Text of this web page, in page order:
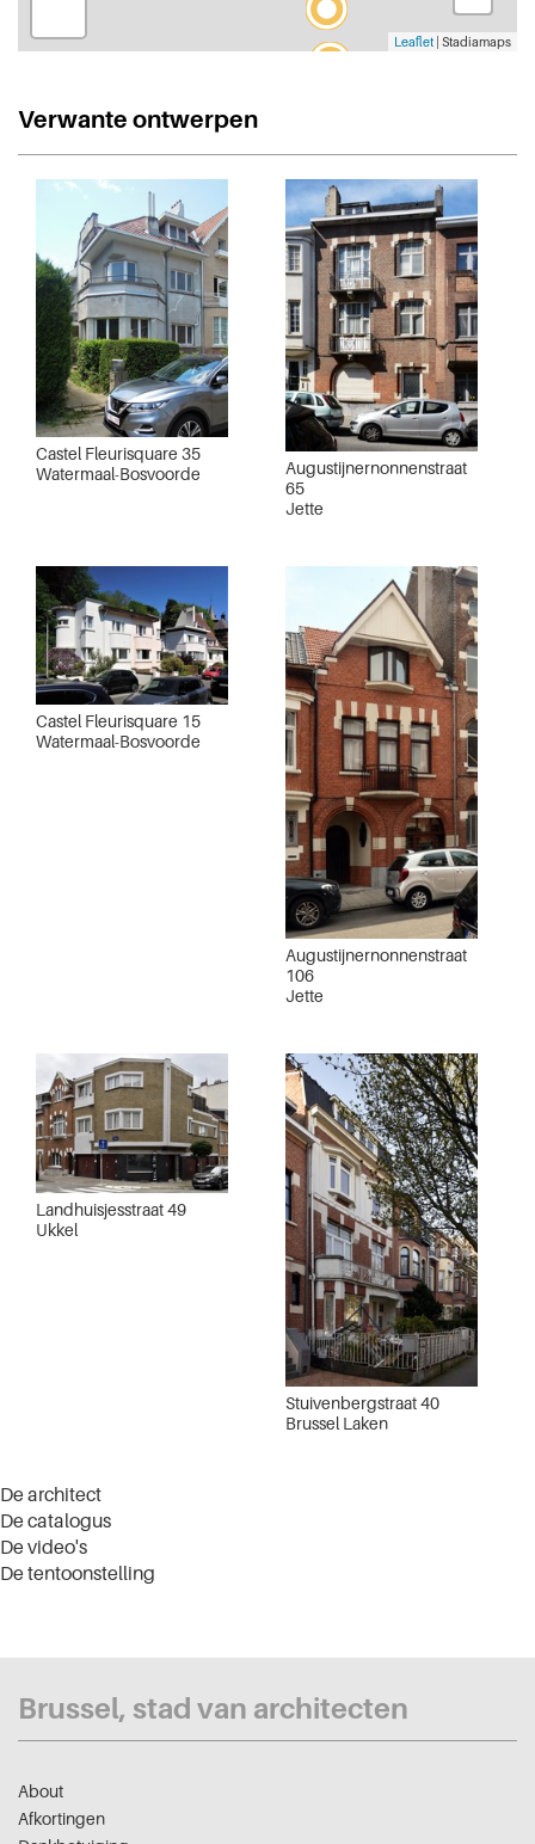
Leaflet | Stadiamaps
Verwante ontwerpen
Castel Fleurisquare 35
Watermaal-Bosvoorde
Augustijnernonnenstraat
65
Jette
Castel Fleurisquare 15
Watermaal-Bosvoorde
Augustijnernonnenstraat
106
Jette
Landhuisjesstraat 49
Ukkel
Stuivenbergstraat 40
Brussel Laken
De architect
De catalogus
De video's
De tentoonstelling
Brussel, stad van architecten
About
Afkortingen